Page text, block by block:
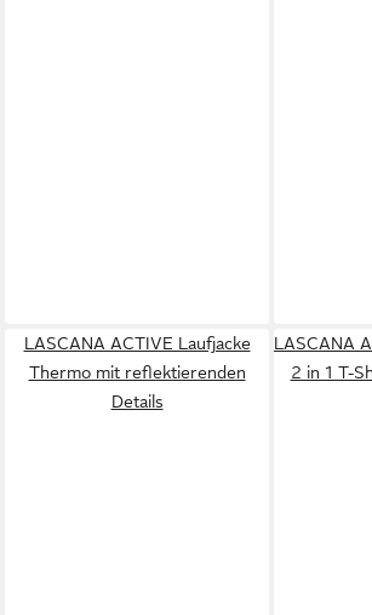
LASCANA ACTIVE Laufjacke
Thermo mit reflektierenden
Details
LASCANA
2 in 1 T-